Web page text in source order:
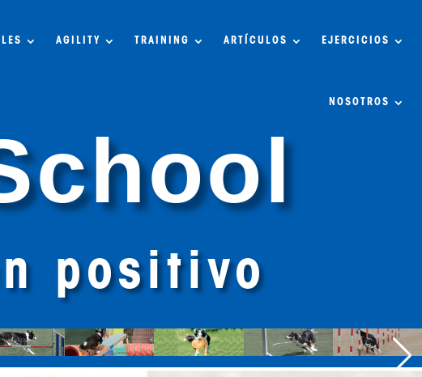
AGILITY TRAINING ARTÍCULOS EJERCICIOS
NOSOTROS
positivo